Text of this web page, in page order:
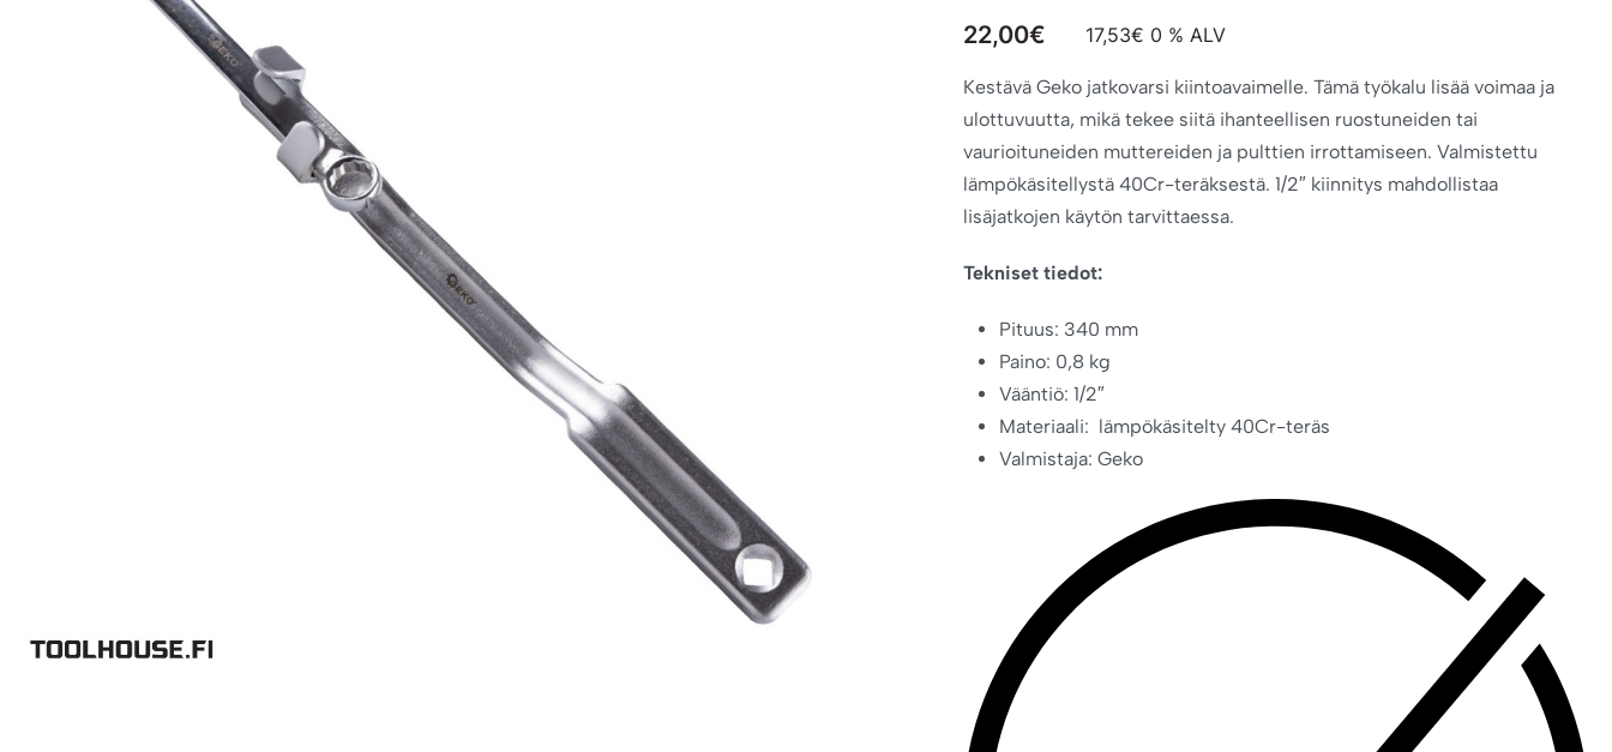
22,00€ 17,53€ 0 % ALV
Kestävä Geko jatkovarsi kiintoavaimelle. Tämä työkalu lisää voimaa ja
ulottuvuutta, mikä tekee siitä ihanteellisen ruostuneiden tai
vaurioituneiden muttereiden ja pulttien irrottamiseen. Valmistettu
lämpökäsitellystä 40Cr-teräksestä. 1/2″ kiinnitys mahdollistaa
lisäjatkojen käytön tarvittaessa.
Tekniset tiedot:
Pituus: 340 mm
Paino: 0,8 kg
Vääntiö: 1/2″
Materiaali: lämpökäsitelty 40Cr-teräs
Valmistaja: Geko